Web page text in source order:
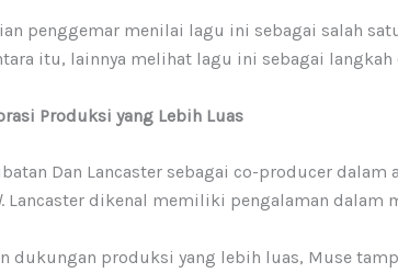
penggemar menilai lagu ini sebagai salah
itu, lainnya melihat lagu ini sebagai
Produksi yang Lebih Luas
Dan Lancaster sebagai co-producer
. Lancaster dikenal memiliki pengalaman dalam
dukungan produksi yang lebih luas, Muse